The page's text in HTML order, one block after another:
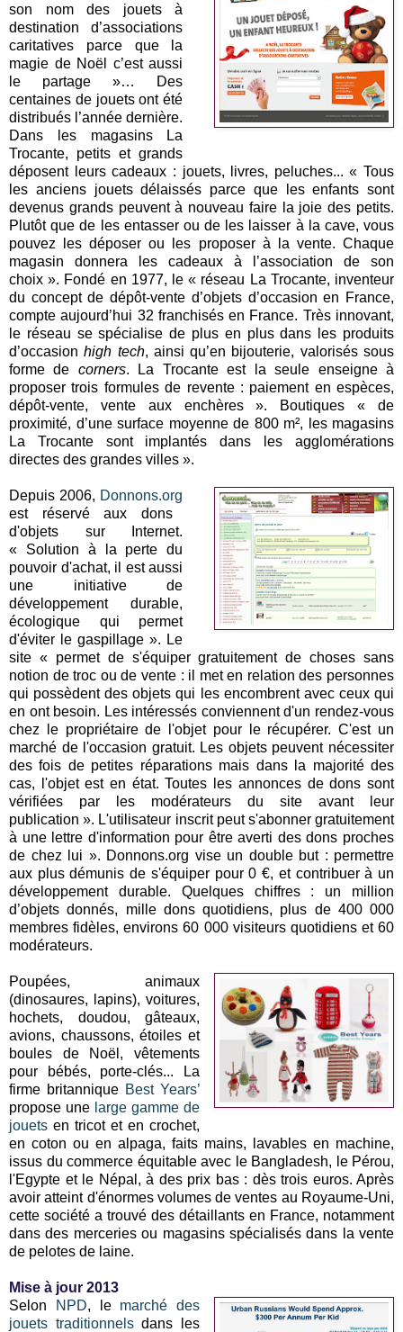
son nom des jouets à
destination d’associations
caritatives parce que la
magie de Noël c’est aussi
le partage »… Des
centaines de jouets ont été
distribués l’année dernière.
Dans les magasins La
Trocante, petits et grands
déposent leurs cadeaux : jouets, livres, peluches... « Tous
les anciens jouets délaissés parce que les enfants sont
devenus grands peuvent à nouveau faire la joie des petits.
Plutôt que de les entasser ou de les laisser à la cave, vous
pouvez les déposer ou les proposer à la vente. Chaque
magasin donnera les cadeaux à l’association de son
choix ». Fondé en 1977, le « réseau La Trocante, inventeur
du concept de dépôt-vente d’objets d’occasion en France,
compte aujourd’hui 32 franchisésen France. Très innovant,
le réseau se spécialise de plus en plus dans les produits
d’occasionhigh tech, ainsi qu’en bijouterie, valorisés sous
forme de corners. La Trocante est la seule enseigne à
proposertrois formules de revente: paiement en espèces,
dépôt-vente, vente aux enchères ». Boutiques « de
proximité, d’une surface moyenne de 800 m², les magasins
La Trocante sont implantés dans les agglomérations
directes des grandes villes ».
Depuis 2006, Donnons.org
est réservé aux dons
d'objets sur Internet.
« Solution à la perte du
pouvoir d'achat, il est aussi
une initiative de
développement durable,
écologique qui permet
d'éviter le gaspillage ». Le
site « permet de s'équiper gratuitement de choses sans
notion de troc ou de vente : il met en relation des personnes
qui possèdent des objets qui les encombrent avec ceux qui
en ont besoin. Les intéressés conviennent d'un rendez-vous
chez le propriétaire de l'objet pour le récupérer. C'est un
marché de l'occasion gratuit. Les objets peuvent nécessiter
des fois de petites réparations mais dans la majorité des
cas, l'objet est en état. Toutes les annonces de dons sont
vérifiées par les modérateurs du site avant leur
publication ». L'utilisateur inscrit peut s'abonner gratuitement
à une lettre d'information pour être averti des dons proches
de chez lui ». Donnons.org vise un double but : permettre
aux plus démunis de s'équiper pour 0 €, et contribuer à un
développement durable. Quelques chiffres : un million
d’objets donnés, mille dons quotidiens, plus de 400 000
membres fidèles, environs 60 000 visiteurs quotidiens et 60
modérateurs.
Poupées, animaux
(dinosaures, lapins), voitures,
hochets, doudou, gâteaux,
avions, chaussons, étoiles et
boules de Noël, vêtements
pour bébés, porte-clés... La
firme britannique Best Years’
propose une large gamme de
jouets en tricot et en crochet,
en coton ou en alpaga, faits mains, lavables en machine,
issus du commerce équitable avec le Bangladesh, le Pérou,
l'Egypte et le Népal, à des prix bas : dès trois euros. Après
avoir atteint d'énormes volumes de ventes au Royaume-Uni,
cette société a trouvé des détaillants en France, notamment
dans des merceries ou magasins spécialisés dans la vente
de pelotes de laine.
Mise à jour 2013
Selon
NPD, le marché des
jouets traditionnelsdans les